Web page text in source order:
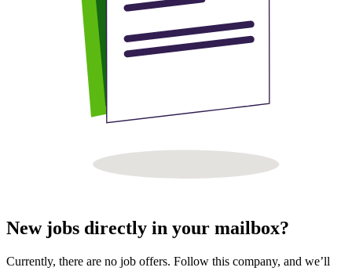
New jobs directly in your mailbox?
Currently, there are no job offers. Follow this company, and we’ll